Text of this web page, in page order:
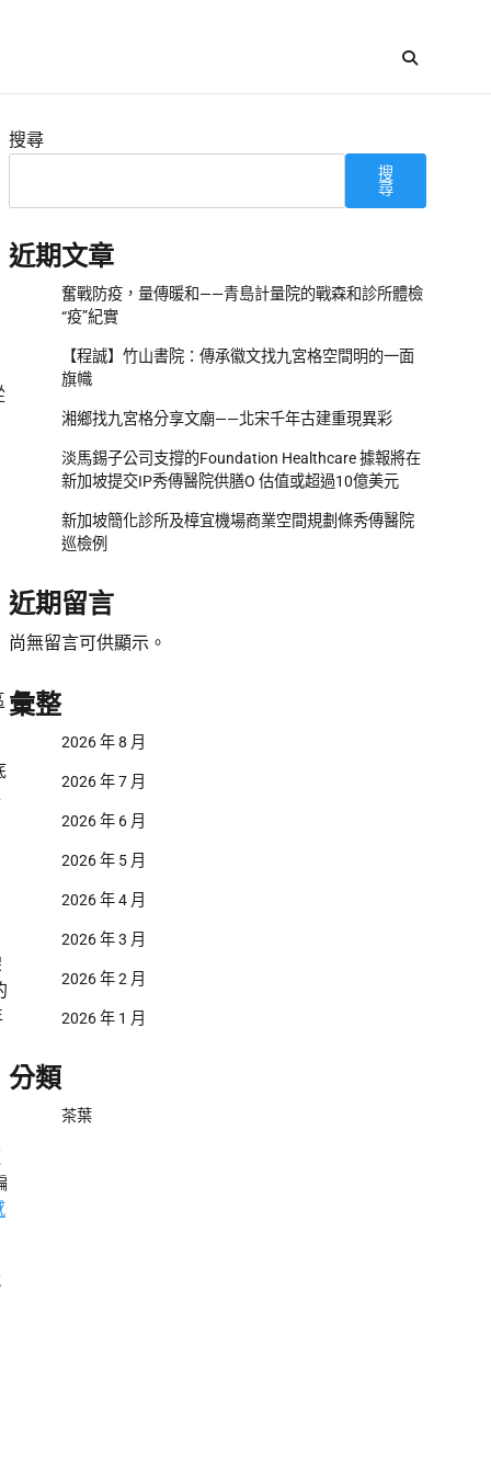
搜尋
搜
尋
近期文章
奮戰防疫，量傳暖和——青島計量院的戰森和診所體檢
“疫”紀實
【程誠】竹山書院：傳承徽文找九宮格空間明的一面
旗幟
湘鄉找九宮格分享文廟——北宋千年古建重現異彩
淡馬錫子公司支撐的Foundation Healthcare 據報將在
新加坡提交IP秀傳醫院供膳O 估值或超過10億美元
新加坡簡化診所及樟宜機場商業空間規劃條秀傳醫院
巡檢例
近期留言
尚無留言可供顯示。
彙整
2026 年 8 月
2026 年 7 月
2026 年 6 月
2026 年 5 月
2026 年 4 月
2026 年 3 月
2026 年 2 月
2026 年 1 月
分類
茶葉